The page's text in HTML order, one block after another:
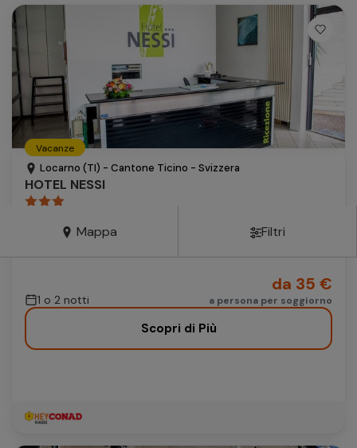
Crociere
Traghetti
Autonoleggio
Crociere
Traghetti
Autonoleggio
ParcheggioMappa Filtri
Vacanze
Locarno (TI) - Cantone Ticino - Svizzera
HOTEL NESSI
1 o 2 notti
da 35 €
a persona per soggiorno
Scopri di Più